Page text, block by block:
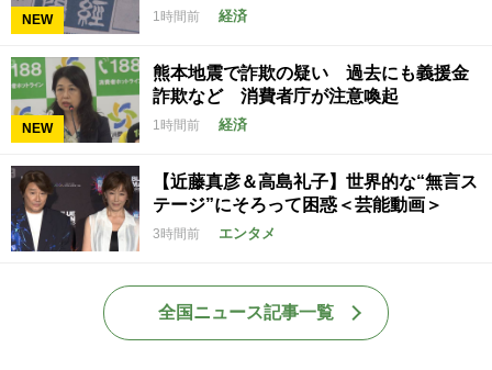
NEW 1時間前 経済
NEW
熊本地震で詐欺の疑い 過去にも義援金
詐欺など 消費者庁が注意喚起
1時間前 経済
【近藤真彦＆高島礼子】世界的な“無言ス
テージ”にそろって困惑＜芸能動画＞
3時間前 エンタメ
全国ニュース記事一覧